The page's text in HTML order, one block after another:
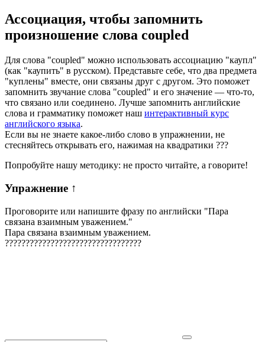
Ассоциация, чтобы запомнить
произношение слова coupled
Для слова "coupled" можно использовать ассоциацию "каупл"
(как "каупить" в русском). Представьте себе, что два предмета
"куплены" вместе, они связаны друг с другом. Это поможет
запомнить звучание слова "coupled" и его значение — что-то,
что связано или соединено. Лучше запомнить английские
слова и грамматику поможет наш интерактивный курс
английского языка.
Если вы не знаете какое-либо слово в упражнении, не
стесняйтесь открывать его, нажимая на квадратики ???
Попробуйте нашу методику: не просто читайте, а говорите!
Упражнение ↑
Проговорите или напишите фразу по английски "Пара
связана взаимным уважением."
Пара связана взаимным уважением.
?????????????????????????????????